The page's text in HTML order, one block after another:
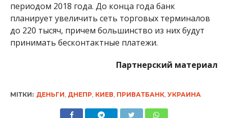
периодом 2018 года. До конца года банк
планирует увеличить сеть торговых терминалов
до 220 тысяч, причем большинство из них будут
принимать бесконтактные платежи.
Партнерский материал
МІТКИ: ДЕНЬГИ, ДНЕПР, КИЕВ, ПРИВАТБАНК, УКРАИНА